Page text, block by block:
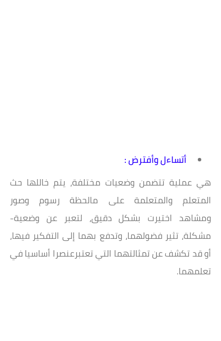
أتساءل وأفترض :
هي عملية تتضمن وضعيات مختلفة، يتم خاللها حث
المتعلم والمتعلمة على مالحظة رسوم وصور
ومشاهد اختيرت بشكل دقيق، لتعبر عن وضعية-
مشكلة، تثير فضولهما، وتدفع بهما إلى التفكير فيها،
أو قد تكشف عنتمثالتهما التي تعتبرعنصرا أساسيا في
تعلمهما.